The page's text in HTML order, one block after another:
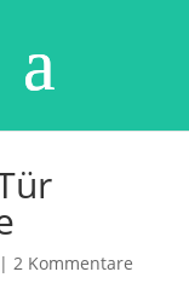
2 Kommentare